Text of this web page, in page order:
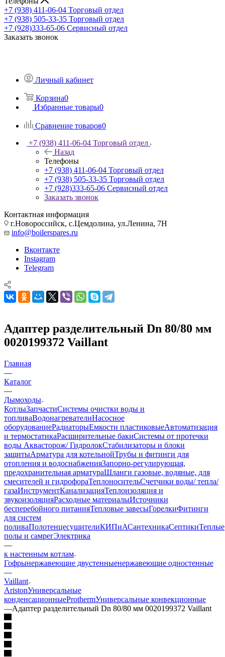
+7 (938) 411-06-04 Торговый отдел
+7 (938) 505-33-35 Торговый отдел
+7 (928)333-65-06 Сервисный отдел
Заказать звонок
Личный кабинет
Корзина0
Избранные товары0
Сравнение товаров0
+7 (938) 411-06-04 Торговый отдел
Назад
Телефоны
+7 (938) 411-06-04 Торговый отдел
+7 (938) 505-33-35 Торговый отдел
+7 (928)333-65-06 Сервисный отдел
Заказать звонок
Контактная информация
г.Новороссийск, с.Цемдолина, ул.Ленина, 7Н
info@boilerspares.ru
Вконтакте
Instagram
Telegram
Адаптер разделительный Dn 80/80 мм
0020199372 Vaillant
Главная
—
Каталог
—
Дымоходы
КотлыЗапчастиСистемы очистки воды и
топливаВодонагревателиНасосное
оборудованиеРадиаторыЕмкости пластиковыеАвтоматизация
и термостатикаРасширительные бакиСистемы от протечки
воды Аквасторож/ ГидролокСтабилизаторы и блоки
защитыАрматура для котельнойТрубы и фитинги для
отопления и водоснабженияЗапорно-регулирующая,
предохранительная арматураШланги газовые, водяные, для
смесителей и гидрофораТеплоносительСчетчики воды/ тепла/
газаИнструментКанализацияТеплоизоляция и
звукоизоляцияРасходные материалыИсточники
бесперебойного питанияТепловые завесыГорелкиФитинги
для систем
поливаПолотенцесушителиКИПиАСантехникаСептикиТеплые
полы и самрегЭлектрика
—
к настенным котлам
Гофрынержавеющие двустенныенержавеющие одностенные
—
Vaillant
AristonУниверсальные
конденсационныеProthermУниверсальные конвекционные
—Адаптер разделительный Dn 80/80 мм 0020199372 Vaillant